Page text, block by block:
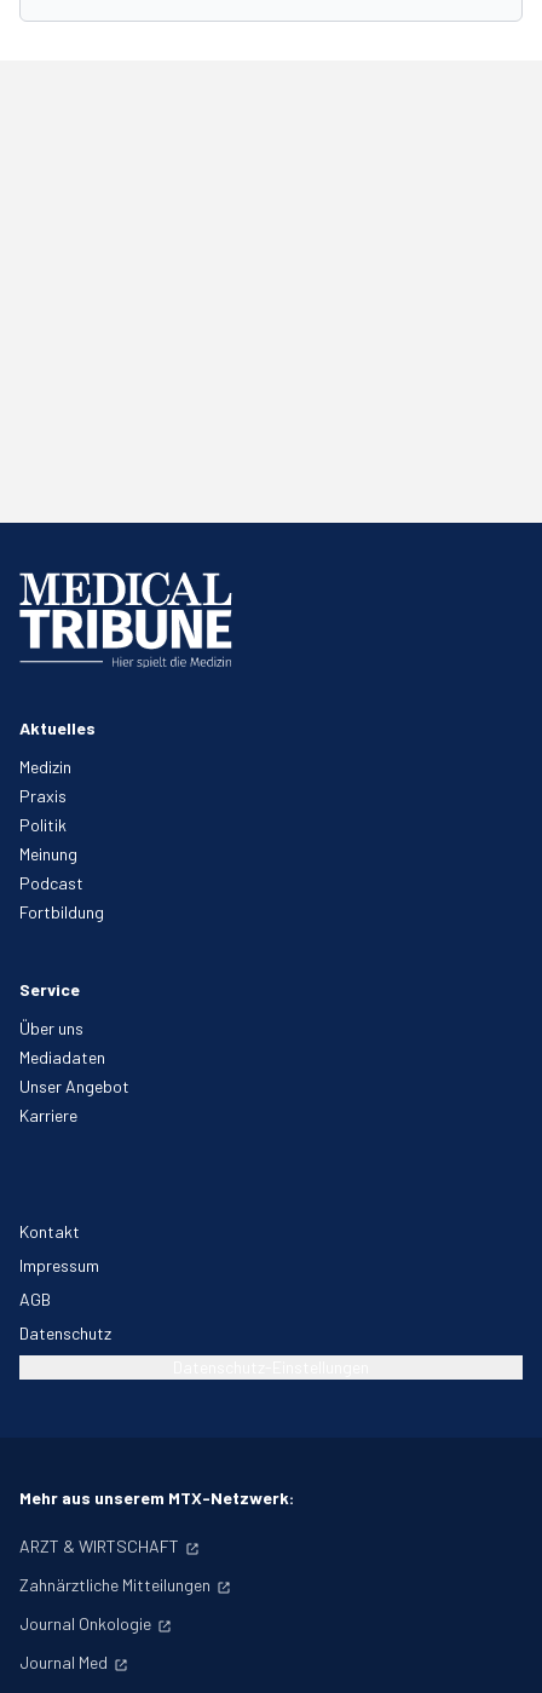
Aktuelles
Medizin
Praxis
Politik
Meinung
Podcast
Fortbildung
Service
Über uns
Mediadaten
Unser Angebot
Karriere
Kontakt
Impressum
AGB
Datenschutz
Mehr aus unserem MTX-Netzwerk:
ARZT & WIRTSCHAFT
Zahnärztliche Mitteilungen
Journal Onkologie
Journal Med